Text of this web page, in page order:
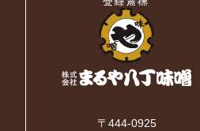
〒444-0925